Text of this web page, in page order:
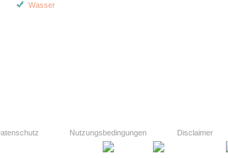
Wasser
Nutzungsbedingungen Disclaimer